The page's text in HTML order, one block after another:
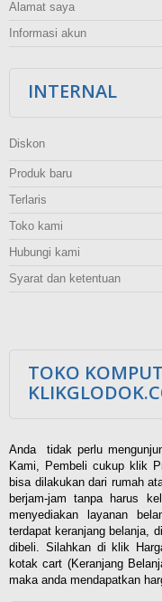
Alamat saya
Informasi akun
INTERNAL
Diskon
Produk baru
Terlaris
Toko kami
Hubungi kami
Syarat dan ketentuan
TOKO
Anda tidak perlu
Kami, Pembeli cukup klik
bisa dilakukan dari rumah
berjam-jam tanpa harus
menyediakan layanan
terdapat keranjang belanja,
dibeli. Silahkan di klik
kotak cart (Keranjang
maka anda mendapatkan